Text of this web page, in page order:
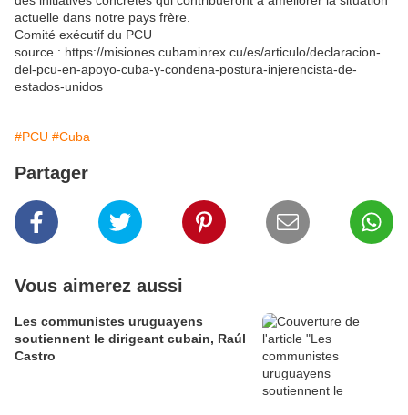
actuelle dans notre pays frère.
Comité exécutif du PCU
source : https://misiones.cubaminrex.cu/es/articulo/declaracion-
del-pcu-en-apoyo-cuba-y-condena-postura-injerencista-de-
estados-unidos
#PCU #Cuba
Partager
Vous aimerez aussi
Les communistes uruguayens
soutiennent le dirigeant cubain, Raúl
Castro